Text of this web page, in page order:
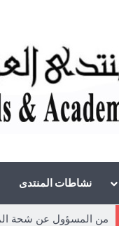
نشاطات المنتدى